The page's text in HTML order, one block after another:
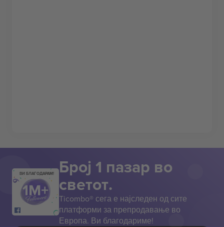
ВИ БЛАГОДАРАМ! Број 1 пазар во
светот.
Ticombo® сега е најследен од сите
платформи за препродавање во
Европа. Ви благодариме!